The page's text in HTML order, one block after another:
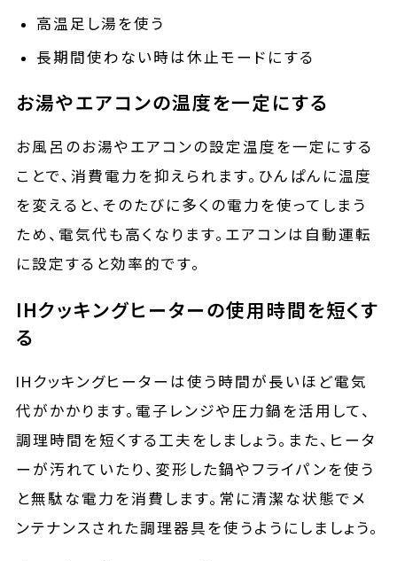
高温足し湯を使う
長期間使わない時は休止モードにする
お湯やエアコンの温度を一定にする
お風呂のお湯やエアコンの設定温度を一定にする
ことで、消費電力を抑えられます。ひんぱんに温度
を変えると、そのたびに多くの電力を使ってしまう
ため、電気代も高くなります。エアコンは自動運転
に設定すると効率的です。
IHクッキングヒーターの使用時間を短くす
る
IHクッキングヒーターは使う時間が長いほど電気
代がかかります。電子レンジや圧力鍋を活用して、
調理時間を短くする工夫をしましょう。また、ヒータ
ーが汚れていたり、変形した鍋やフライパンを使う
と無駄な電力を消費します。常に清潔な状態でメ
ンテナンスされた調理器具を使うようにしましょう。